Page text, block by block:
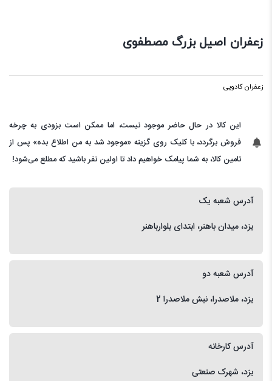
زعفران اصیل بزرگ مصطفوی
زعفران کادویی
این کالا در حال حاضر موجود نیست، اما ممکن است بزودی به چرخه
فروش برگردد، با کلیک روی گزینه «موجود شد به من اطلاع بده» پس از
تامین کالا، به شما پیامک خواهیم داد تا اولین نفر باشید که مطلع می‌شود!
آدرس شعبه یک
یزد، میدان باهنر، ابتدای بلوارباهنر
آدرس شعبه دو
یزد، ملاصدرا، نبش ملاصدرا 2
آدرس کارخانه
یزد، شهرک صنعتی